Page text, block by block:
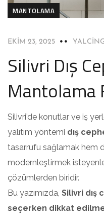
MANTOLAMA
EKIM 23, 2025
Silivri Dış
Mantolama
Silivri’de konutlar ve iş
yalıtım yöntemi dış
tasarrufu sağlamak hem
modernleştirmek
çözümlerden biridir.
Bu yazımızda, Silivri dış
seçerken dikkat